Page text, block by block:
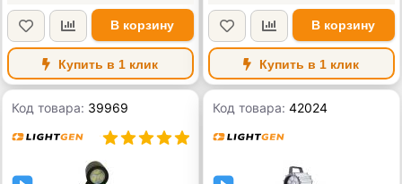
В корзину
Купить в 1 клик
В корзину
Купить в 1 клик
Код товара: 39969 Код товара:42024